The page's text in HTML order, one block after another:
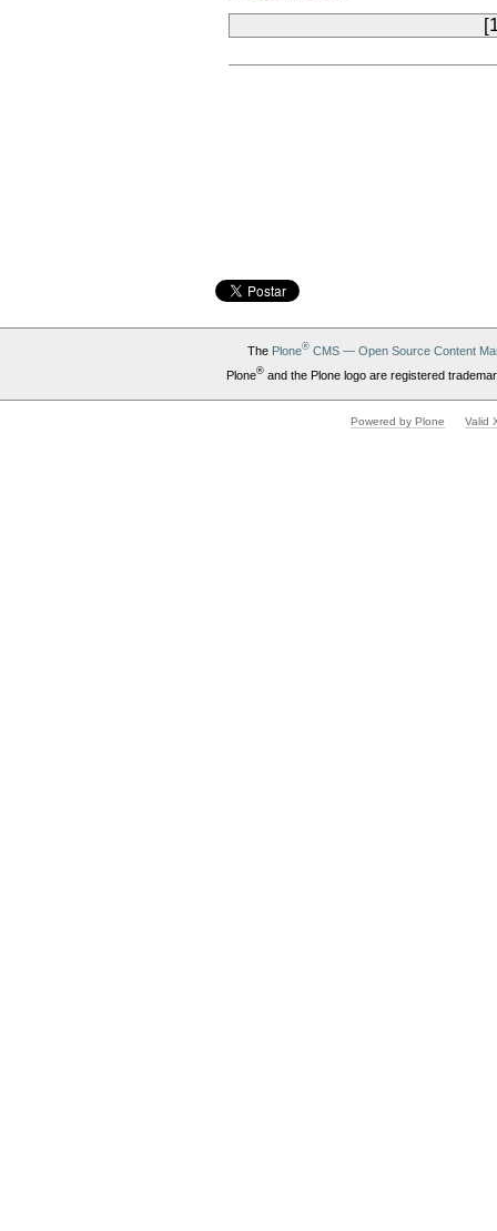
[
The Plone®CMS — Open Source Content
Plone®and the Plone logo are registered
Powered by Plone Valid